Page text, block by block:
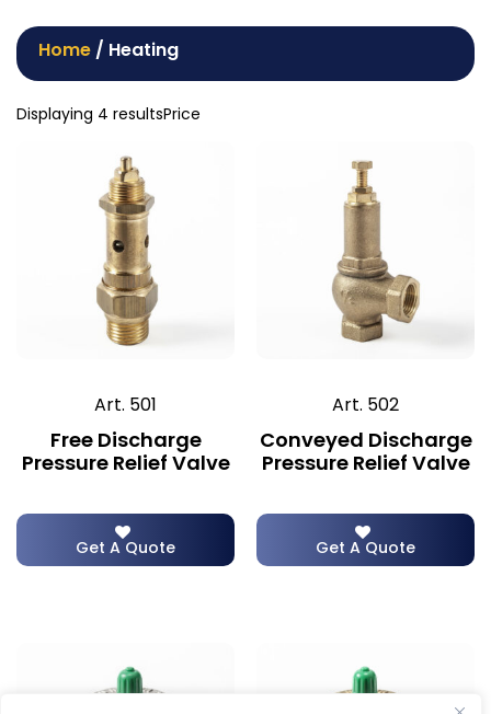
Home / Heating
Displaying 4 resultsPrice
Art. 501
Free Discharge
Pressure Relief Valve
Get A Quote
Art. 502
Conveyed Discharge
Pressure Relief Valve
Get A Quote